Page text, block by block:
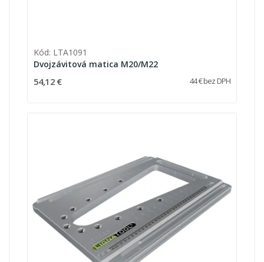
Kód: LTA1091
Dvojzávitová matica M20/M22
54,12 € 44 € bez DPH